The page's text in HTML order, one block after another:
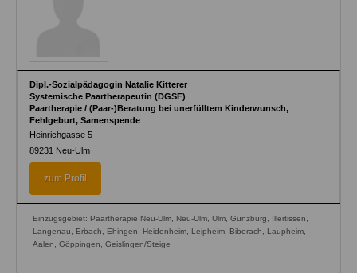
Dipl.-Sozialpädagogin Natalie Kitterer
Systemische Paartherapeutin (DGSF)
Paartherapie / (Paar-)Beratung bei unerfülltem Kinderwunsch,
Fehlgeburt, Samenspende
Heinrichgasse 5
89231 Neu-Ulm
zum Profil
Einzugsgebiet: Paartherapie Neu-Ulm, Neu-Ulm, Ulm, Günzburg, Illertissen,
Langenau, Erbach, Ehingen, Heidenheim, Leipheim, Biberach, Laupheim,
Aalen, Göppingen, Geislingen/Steige